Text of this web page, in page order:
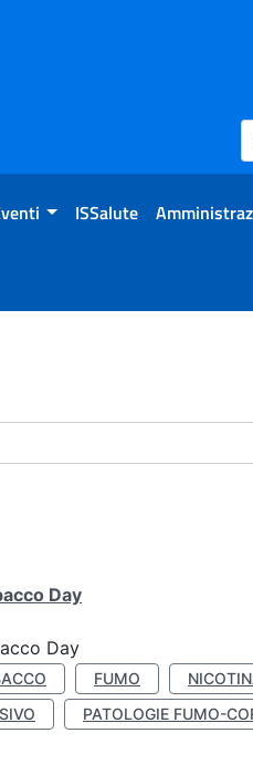
ISSalute
Day
Day
FUMO
PATOLOGIE FUMO-